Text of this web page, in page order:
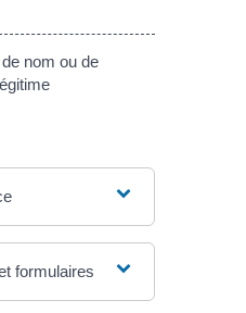
nom ou de
formulaires